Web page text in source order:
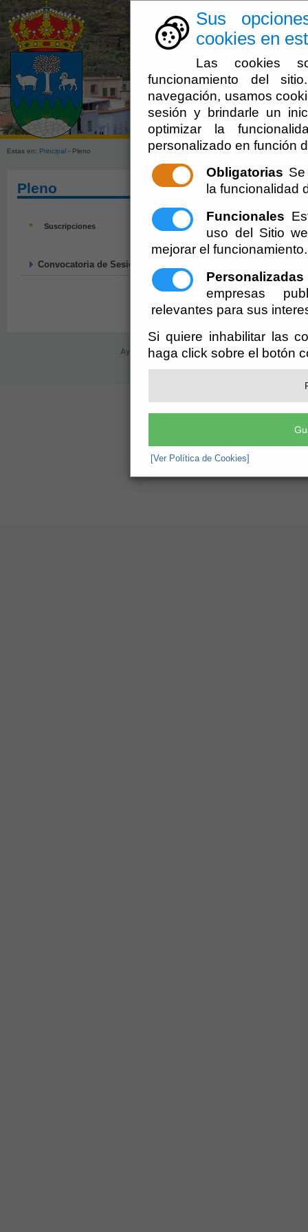
Sus
cookies en
Las cookies
funcionamiento del
navegación, usamos
sesión y brindarle un
optimizar la
personalizado en función
Obligatorias
la funcionalidad
Funcionales
uso del Sitio
mejorar el funcionamiento.
Personalizadas
empresas
relevantes para sus
Si quiere inhabilitar las
haga click sobre el botón
[Ver Política de Cookies]
Estas en: Principal - Pleno
Pleno
Suscripciones
Convocatoria de Sesión
Ayuntamiento de Olula de Castro (Cif: P-0406800-